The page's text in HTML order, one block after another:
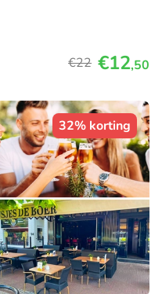
€22 €12,50
32% korting